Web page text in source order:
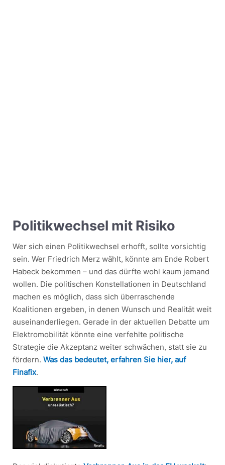
Politikwechsel mit Risiko
Wer sich einen Politikwechsel erhofft, sollte vorsichtig
sein. Wer Friedrich Merz wählt, könnte am Ende Robert
Habeck bekommen – und das dürfte wohl kaum jemand
wollen. Die politischen Konstellationen in Deutschland
machen es möglich, dass sich überraschende
Koalitionen ergeben, in denen Wunsch und Realität weit
auseinanderliegen. Gerade in der aktuellen Debatte um
Elektromobilität könnte eine verfehlte politische
Strategie die Akzeptanz weiter schwächen, statt sie zu
fördern. Was das bedeutet, erfahren Sie hier, auf
Finafix.